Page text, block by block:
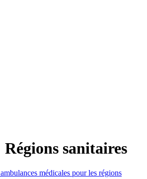
Régions sanitaires